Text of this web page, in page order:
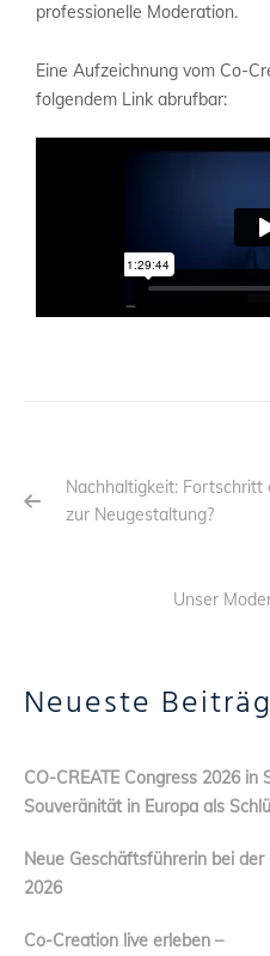
professionelle Moderation.
Eine Aufzeichnung vom Co-
folgendem Link abrufbar:
Nachhaltigkeit:
zur Neugestaltung?
Unser
Neueste
CO-CREATE Congress 2026
Souveränität in Europa als
Neue Geschäftsführerin bei
2026
Co-Creation live erleben –